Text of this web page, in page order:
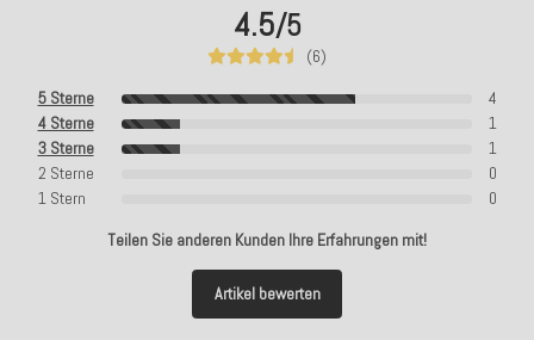
4.5/5
(6)
5 Sterne
4
4 Sterne
1
3 Sterne
1
2 Sterne
0
1 Stern
0
Teilen Sie anderen Kunden Ihre Erfahrungen mit!
Artikel bewerten